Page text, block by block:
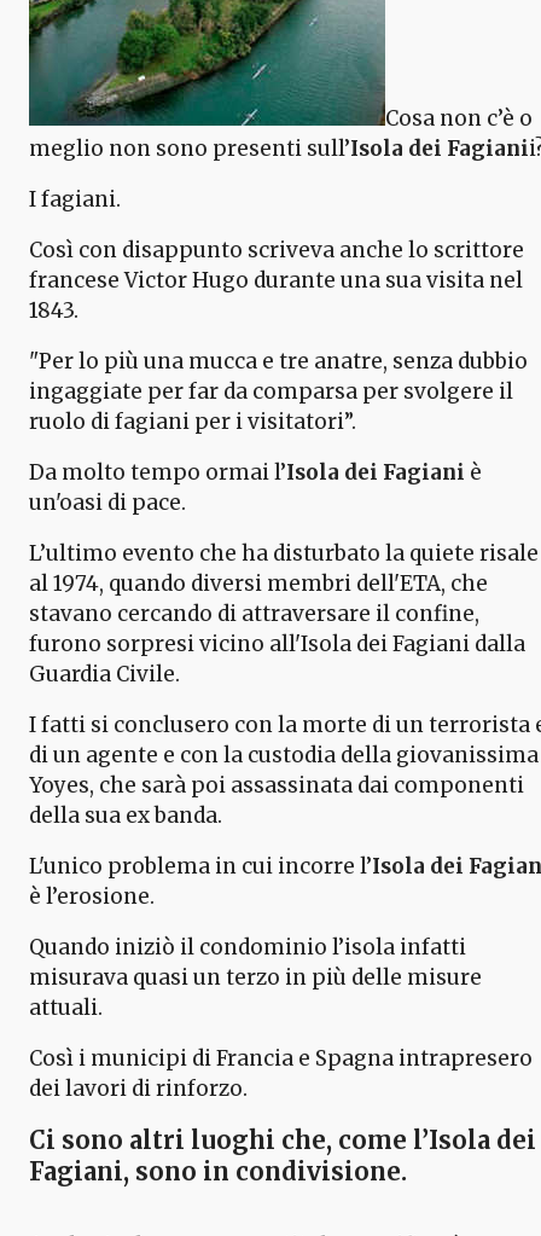
Cosa non c’è o
meglio non sono presenti sull’Isola dei Fagiani
I fagiani.
Così con disappunto scriveva anche lo scrittore
francese Victor Hugo durante una sua visita nel
1843.
"Per lo più una mucca e tre anatre, senza dubbio
ingaggiate per far da comparsa per svolgere il
ruolo di fagiani per i visitatori”.
Da molto tempo ormai l’Isola dei Fagiani è
un'oasi di pace.
L’ultimo evento che ha disturbato la quiete risale
al 1974, quando diversi membri dell'ETA, che
stavano cercando di attraversare il confine,
furono sorpresi vicino all'Isola dei Fagiani dalla
Guardia Civile.
I fatti si conclusero con la morte di un terrorista
di un agente e con la custodia della giovanissima
Yoyes, che sarà poi assassinata dai componenti
della sua ex banda.
L'unico problema in cui incorre l’Isola dei
è l’erosione.
Quando iniziò il condominio l’isola infatti
misurava quasi un terzo in più delle misure
attuali.
Così i municipi di Francia e Spagna intrapresero
dei lavori di rinforzo.
Ci sono altri luoghi che, come l’Isola dei
Fagiani, sono in condivisione.